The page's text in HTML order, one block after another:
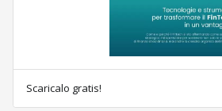
Scaricalo gratis!